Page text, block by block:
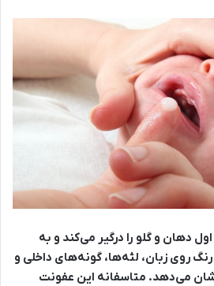
دهان و گلو را درگیر می‌کند و به
روی زبان، لثه‌ها، گونه‌های داخلی و
می‌دهد. متاسفانه این عفونت